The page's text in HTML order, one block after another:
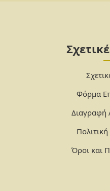
Φόρμα
Διαγραφή
Όροι και